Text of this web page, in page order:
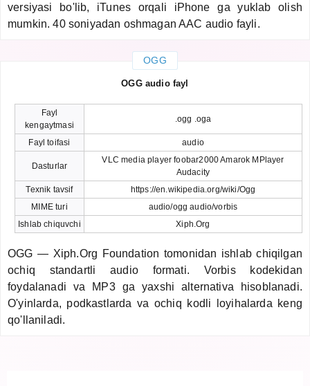
versiyasi bo'lib, iTunes orqali iPhone ga yuklab olish
mumkin. 40 soniyadan oshmagan AAC audio fayli.
OGG
OGG audio fayl
Fayl
kengaytmasi
.ogg .oga
Fayl toifasi audio
Dasturlar
VLC media player foobar2000 Amarok MPlayer
Audacity
Texnik tavsif
https://en.wikipedia.org/wiki/Ogg
MIME turi
audio/ogg audio/vorbis
Ishlab chiquvchi
Xiph.Org
OGG — Xiph.Org Foundation tomonidan ishlab chiqilgan
ochiq standartli audio formati. Vorbis kodekidan
foydalanadi va MP3 ga yaxshi alternativa hisoblanadi.
O'yinlarda, podkastlarda va ochiq kodli loyihalarda keng
qo'llaniladi.